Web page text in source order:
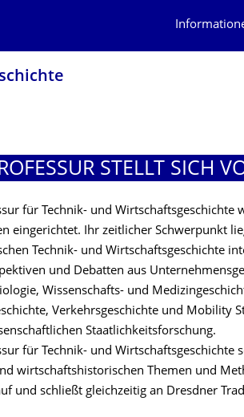
STELLT SICH
für Technik- und Wirtschaftsgeschichte
eingerichtet. Ihr zeitlicher Schwerpunkt
Technik- und Wirtschaftsgeschichte
und Debatten aus
Wissenschafts- und
Verkehrsgeschichte und Mobility
Staatlichkeitsforschung.
für Technik- und Wirtschaftsgeschichte
wirtschaftshistorischen Themen und
und schließt gleichzeitig an Dresdner